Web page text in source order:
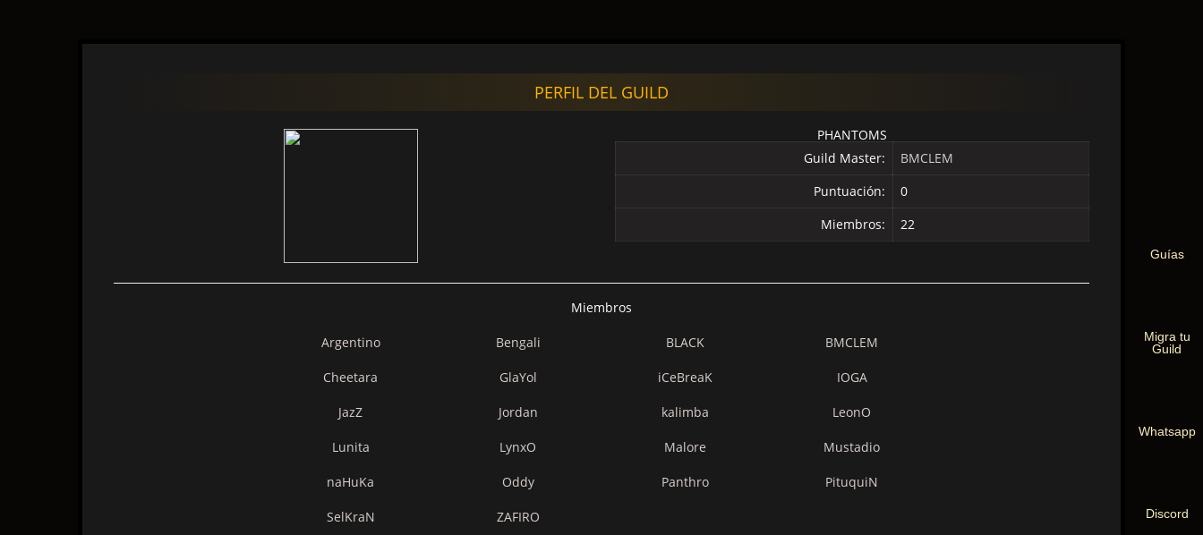
PERFIL DEL GUILD
PHANTOMS
Guild Master:
BMCLEM
Puntuación:
0
Miembros:
22
Miembros
Argentino Bengali BLACK BMCLEM
Cheetara GlaYol iCeBreaK IOGA
JazZ Jordan kalimba LeonO
Lunita LynxO Malore Mustadio
naHuKa Oddy Panthro PituquiN
SelKraN ZAFIRO
Guías
Migra tu
Guild
Whatsapp
Discord